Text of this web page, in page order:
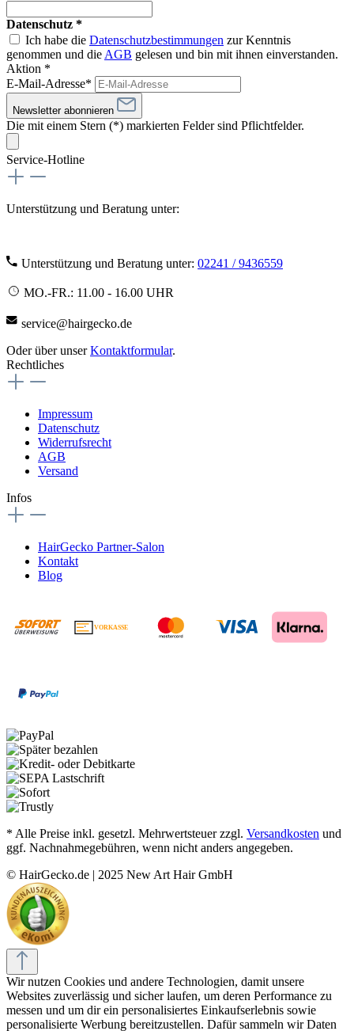
Datenschutz *
Ich habe die Datenschutzbestimmungen zur Kenntnis
genommen und die AGB gelesen und bin mit ihnen einverstanden.
Aktion *
E-Mail-Adresse*
Newsletter abonnieren
Die mit einem Stern (*) markierten Felder sind Pflichtfelder.
Service-Hotline
Unterstützung und Beratung unter:
Unterstützung und Beratung unter: 02241 / 9436559
MO.-FR.: 11.00 - 16.00 UHR
service@hairgecko.de
Oder über unserKontaktformular.
Rechtliches
Impressum
Datenschutz
Widerrufsrecht
AGB
Versand
Infos
HairGecko Partner-Salon
Kontakt
Blog
VORKASSE
* Alle Preise inkl. gesetzl. Mehrwertsteuer zzgl. Versandkosten und
ggf. Nachnahmegebühren, wenn nicht anders angegeben.
© HairGecko.de | 2025 New Art Hair GmbH
Wir nutzen Cookies und andere Technologien, damit unsere
Websites zuverlässig und sicher laufen, um deren Performance zu
messen und um dir ein personalisiertes Einkaufserlebnis sowie
personalisierte Werbung bereitzustellen. Dafür sammeln wir Daten